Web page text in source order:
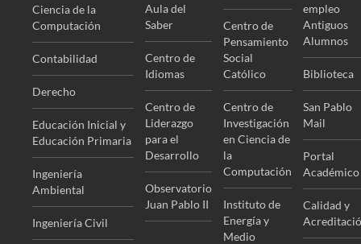
Ciencia de la
Computación
Contabilidad
Derecho
Educación Inicial y
Educación Primaria
Ingeniería
Ambiental
Ingeniería Civil
Aula del
Saber
Centro de
Idiomas
Centro de
Liderazgo
para el
Desarrollo
Observatorio
Juan Pablo II
Centro de
Pensamiento
Social
Católico
Centro de
Investigación
en Ciencia de
la
Computación
Instituto de
Energía y
Medio
empleo
Antiguos
Alumnos
Biblioteca
San Pablo
Mail
Portal
Académico
Calidad y